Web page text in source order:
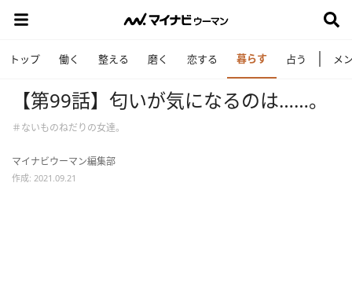
トップ 働く 整える 磨く 恋する 暮らす 占う メ
【第99話】匂いが気になるのは……。
＃ないものねだりの女達。
マイナビウーマン編集部
作成: 2021.09.21